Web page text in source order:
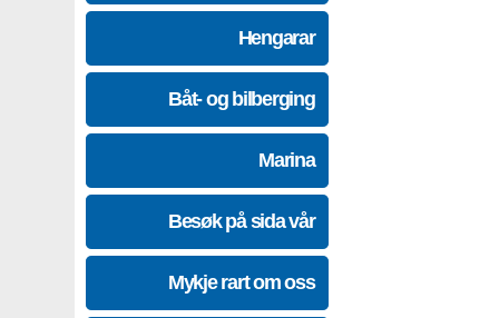
Hengarar
Båt- og bilberging
Marina
Besøk på sida vår
Mykje rart om oss